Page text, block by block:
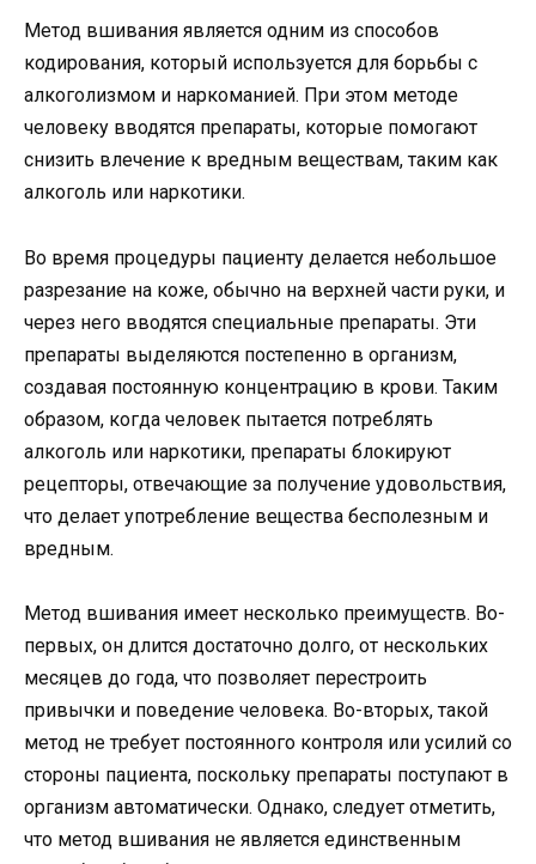
Метод вшивания является одним из способов
кодирования, который используется для борьбы с
алкоголизмом и наркоманией. При этом методе
человеку вводятся препараты, которые помогают
снизить влечение к вредным веществам, таким как
алкоголь или наркотики.
Во время процедуры пациенту делается небольшое
разрезание на коже, обычно на верхней части руки, и
через него вводятся специальные препараты. Эти
препараты выделяются постепенно в организм,
создавая постоянную концентрацию в крови. Таким
образом, когда человек пытается потреблять
алкоголь или наркотики, препараты блокируют
рецепторы, отвечающие за получение удовольствия,
что делает употребление вещества бесполезным и
вредным.
Метод вшивания имеет несколько преимуществ. Во-
первых, он длится достаточно долго, от нескольких
месяцев до года, что позволяет перестроить
привычки и поведение человека. Во-вторых, такой
метод не требует постоянного контроля или усилий со
стороны пациента, поскольку препараты поступают в
организм автоматически. Однако, следует отметить,
что метод вшивания не является единственным